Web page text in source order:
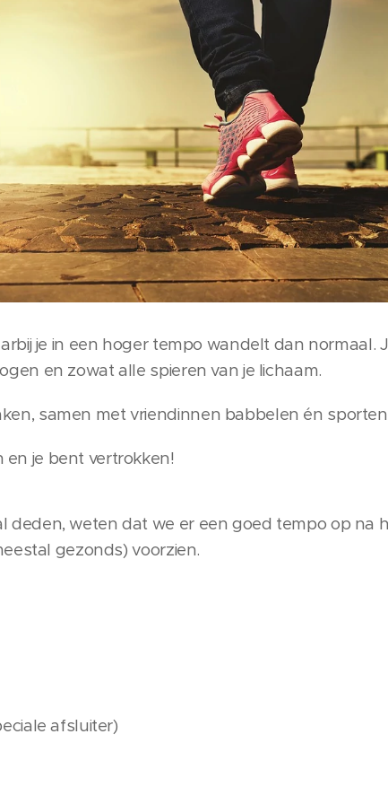
je in een hoger tempo wandelt dan normaal.
en zowat alle spieren van je lichaam.
samen met vriendinnen babbelen én
je bent vertrokken!
deden, weten dat we er een goed tempo op na
gezonds) voorzien.
afsluiter)